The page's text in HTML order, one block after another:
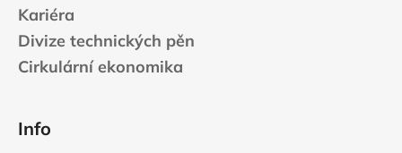
Kariéra
Divize technických pěn
Cirkulární ekonomika
Info